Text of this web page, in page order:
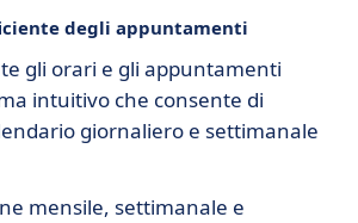
degli appuntamenti
gli orari e gli appuntamenti
intuitivo che consente di
giornaliero e settimanale
mensile, settimanale e